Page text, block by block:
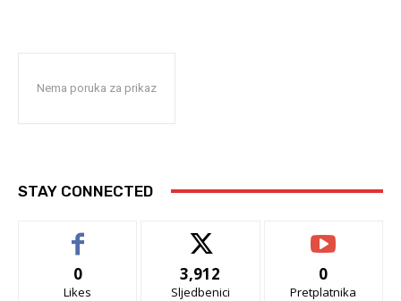
Nema poruka za prikaz
STAY CONNECTED
0
Likes
3,912
Sljedbenici
0
Pretplatnika